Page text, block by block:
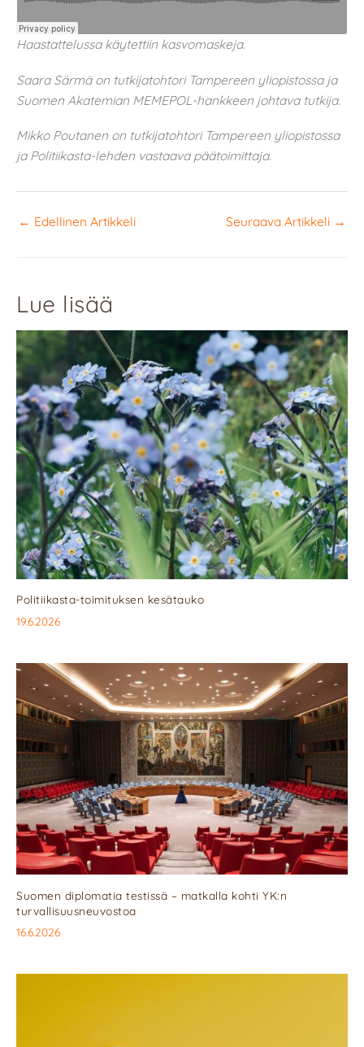
Haastattelussa käytettiin kasvomaskeja.
Saara Särmä on tutkijatohtori Tampereen yliopistossa ja
Suomen Akatemian MEMEPOL-hankkeen johtava tutkija.
Mikko Poutanen on tutkijatohtori Tampereen yliopistossa
ja Politiikasta-lehden vastaava päätoimittaja.
← Edellinen Artikkeli Seuraava Artikkeli →
Lue lisää
Politiikasta-toimituksen kesätauko
19.6.2026
Suomen diplomatia testissä – matkalla kohti YK:n
turvallisuusneuvostoa
16.6.2026